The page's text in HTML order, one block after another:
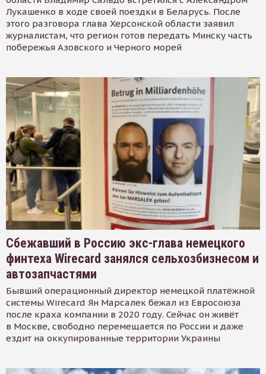
Лукашенко в ходе своей поездки в Беларусь. После
этого разговора глава Херсонской области заявил
журналистам, что регион готов передать Минску часть
побережья Азовского и Черного морей
Сбежавший в Россию экс-глава немецкого
финтеха Wirecard занялся сельхозбизнесом и
автозапчастями
Бывший операционный директор немецкой платёжной
системы Wirecard Ян Марсалек бежал из Евросоюза
после краха компании в 2020 году. Сейчас он живёт
в Москве, свободно перемещается по России и даже
ездит на оккупированные территории Украины